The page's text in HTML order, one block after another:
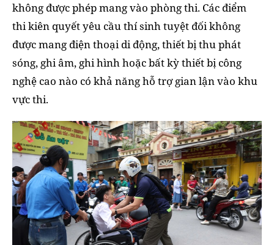
không được phép mang vào phòng thi. Các điểm
thi kiên quyết yêu cầu thí sinh tuyệt đối không
được mang điện thoại di động, thiết bị thu phát
sóng, ghi âm, ghi hình hoặc bất kỳ thiết bị công
nghệ cao nào có khả năng hỗ trợ gian lận vào khu
vực thi.